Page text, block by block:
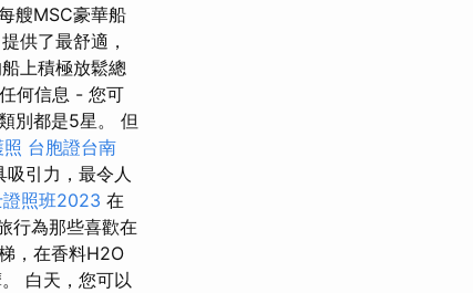
艘MSC豪華船
供了最舒適，
上積極放鬆總
何信息 - 您可
別都是5星。 但
台胞證台南
吸引力，最令人
證照班2023 在
行為那些喜歡在
，在香料H2O
白天，您可以